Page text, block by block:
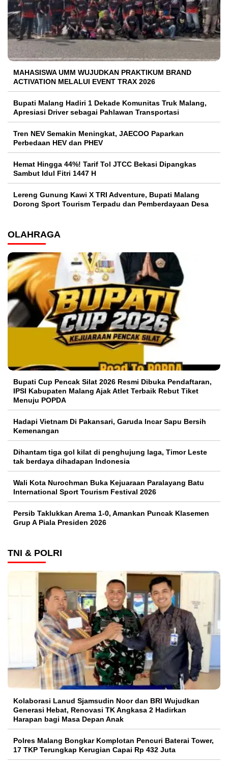
MAHASISWA UMM WUJUDKAN PRAKTIKUM BRAND
ACTIVATION MELALUI EVENT TRAX 2026
Bupati Malang Hadiri 1 Dekade Komunitas Truk Malang,
Apresiasi Driver sebagai Pahlawan Transportasi
Tren NEV Semakin Meningkat, JAECOO Paparkan
Perbedaan HEV dan PHEV
Hemat Hingga 44%! Tarif Tol JTCC Bekasi Dipangkas
Sambut Idul Fitri 1447 H
Lereng Gunung Kawi X TRI Adventure, Bupati Malang
Dorong Sport Tourism Terpadu dan Pemberdayaan Desa
OLAHRAGA
Bupati Cup Pencak Silat 2026 Resmi Dibuka Pendaftaran,
IPSI Kabupaten Malang Ajak Atlet Terbaik Rebut Tiket
Menuju POPDA
Hadapi Vietnam Di Pakansari, Garuda Incar Sapu Bersih
Kemenangan
Dihantam tiga gol kilat di penghujung laga, Timor Leste
tak berdaya dihadapan Indonesia
Wali Kota Nurochman Buka Kejuaraan Paralayang Batu
International Sport Tourism Festival 2026
Persib Taklukkan Arema 1-0, Amankan Puncak Klasemen
Grup A Piala Presiden 2026
TNI & POLRI
Kolaborasi Lanud Sjamsudin Noor dan BRI Wujudkan
Generasi Hebat, Renovasi TK Angkasa 2 Hadirkan
Harapan bagi Masa Depan Anak
Polres Malang Bongkar Komplotan Pencuri Baterai Tower,
17 TKP Terungkap Kerugian Capai Rp 432 Juta